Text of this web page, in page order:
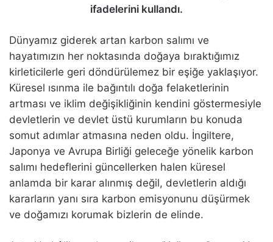
ifadelerini kullandı.
Dünyamız giderek artan karbon salımı ve
hayatımızın her noktasında doğaya bıraktığımız
kirleticilerle geri döndürülemez bir eşiğe yaklaşıyor.
Küresel ısınma ile bağıntılı doğa felaketlerinin
artması ve iklim değişikliğinin kendini göstermesiyle
devletlerin ve devlet üstü kurumların bu konuda
somut adımlar atmasına neden oldu. İngiltere,
Japonya ve Avrupa Birliği geleceğe yönelik karbon
salımı hedeflerini güncellerken halen küresel
anlamda bir karar alınmış değil, devletlerin aldığı
kararların yanı sıra karbon emisyonunu düşürmek
ve doğamızı korumak bizlerin de elinde.